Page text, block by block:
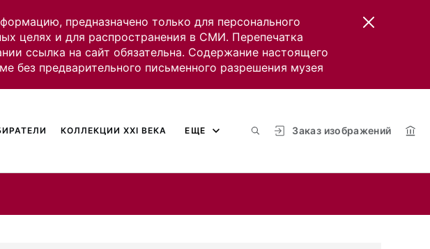
предназначено только для персонального
целях и для распространения в СМИ. Перепечатка
ссылка на сайт обязательна. Содержание настоящего
без предварительного письменного разрешения музея
Заказ изображений
КОЛЛЕКЦИИ XXI ВЕКА ЕЩЕ